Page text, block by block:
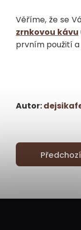
Věříme, že se
zrnkovou kávu
prvním použití
Autor: